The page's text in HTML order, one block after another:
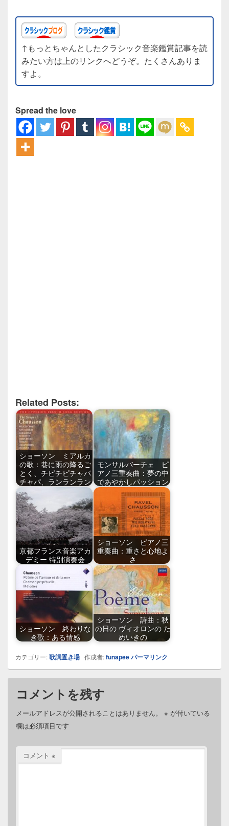
↑もっとちゃんとしたクラシック音楽鑑賞記事を読
みたい方は上のリンクへどうぞ。たくさんありま
すよ。
Spread the love
Related Posts:
ショーソン ミアルカ
の歌：巷に雨の降るご
とく、チピチピチャパ
チャパ、ランランラン
モンサルバーチェ ピ
アノ三重奏曲：夢の中
であやかしパッション
京都フランス音楽アカ
デミー 特別演奏会
ショーソン ピアノ三
重奏曲：重さと心地よ
さ
ショーソン 終わりな
き歌：ある情感
ショーソン 詩曲：秋
の日の ヴィオロンの た
めいきの
カテゴリー:歌詞置き場 作成者:funapeeパーマリンク
コメントを残す
メールアドレスが公開されることはありません。 ※ が付いている
欄は必須項目です
コメント ※